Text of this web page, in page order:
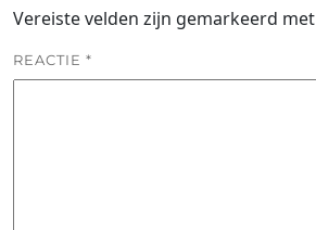
Vereiste velden zijn gemarkeerd met
REACTIE *